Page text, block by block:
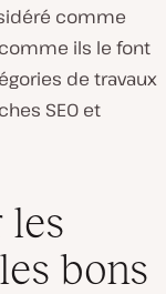
comme
ils le font
de travaux
SEO et
les
bons